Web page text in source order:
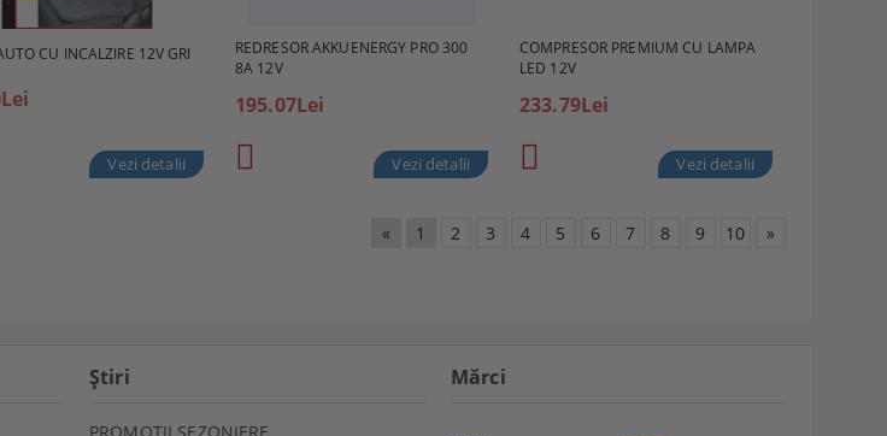
CU INCALZIRE 12V GRI
Vezi detalii
REDRESOR AKKUENERGY PRO 300
8A 12V
195.07Lei
Vezi detalii
COMPRESOR PREMIUM CU LAMPA
LED 12V
233.79Lei
Vezi detalii
« 1 2 3 4 5 6 7 8 9 10 »
Ştiri Mărci